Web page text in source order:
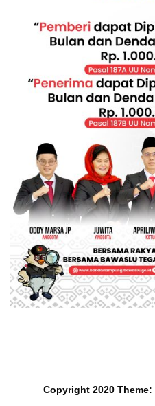
Copyright 2020 Theme: